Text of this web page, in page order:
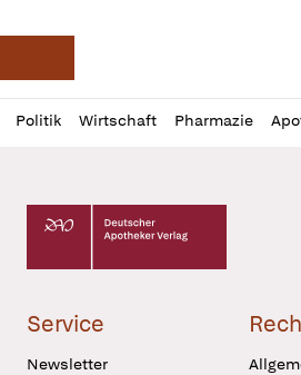
Deutsche Apotheker
Politik Wirtschaft Pharmazie
Profil
öffnen
Daz
Pur
Deutscher Apotheker Verlag Logo
Service
Newsletter